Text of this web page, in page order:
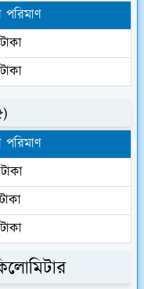
পরিমাণ
পরিমাণ